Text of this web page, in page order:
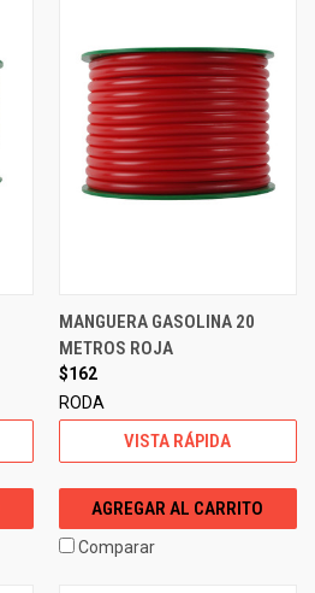
MANGUERA GASOLINA 20
METROS ROJA
$162
RODA
VISTA RÁPIDA
AGREGAR AL CARRITO
Comparar